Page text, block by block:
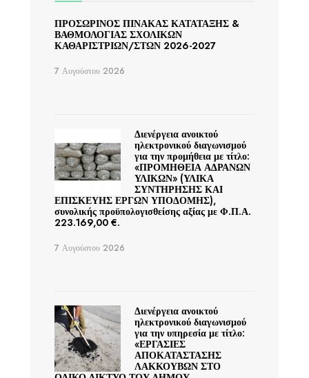
ΠΡΟΣΩΡΙΝΟΣ ΠΙΝΑΚΑΣ ΚΑΤΑΤΑΞΗΣ &
ΒΑΘΜΟΛΟΓΙΑΣ ΣΧΟΛΙΚΩΝ
ΚΑΘΑΡΙΣΤΡΙΩΝ/ΣΤΩΝ 2026-2027
7 Αυγούστου 2026
Διενέργεια ανοικτού
ηλεκτρονικού διαγωνισμού
για την προμήθεια με τίτλο:
«ΠΡΟΜΗΘΕΙΑ ΑΔΡΑΝΩΝ
ΥΛΙΚΩΝ» (ΥΛΙΚΑ
ΣΥΝΤΗΡΗΣΗΣ ΚΑΙ
ΕΠΙΣΚΕΥΗΣ ΕΡΓΩΝ ΥΠΟΔΟΜΗΣ),
συνολικής προϋπολογισθείσης αξίας με Φ.Π.Α.
223.169,00 €.
7 Αυγούστου 2026
Διενέργεια ανοικτού
ηλεκτρονικού διαγωνισμού
για την υπηρεσία με τίτλο:
«ΕΡΓΑΣΙΕΣ
ΑΠΟΚΑΤΑΣΤΑΣΗΣ
ΛΑΚΚΟΥΒΩΝ ΣΤΟ